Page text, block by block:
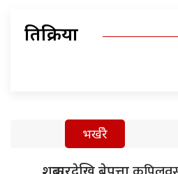
प्रतिक्रिया
भर्खरै